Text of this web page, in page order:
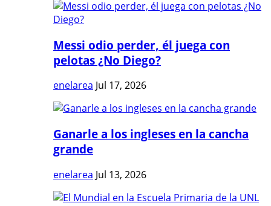
Messi odio perder, él juega con
pelotas ¿No Diego?
enelarea Jul 17, 2026
Ganarle a los ingleses en la cancha
grande
enelarea Jul 13, 2026